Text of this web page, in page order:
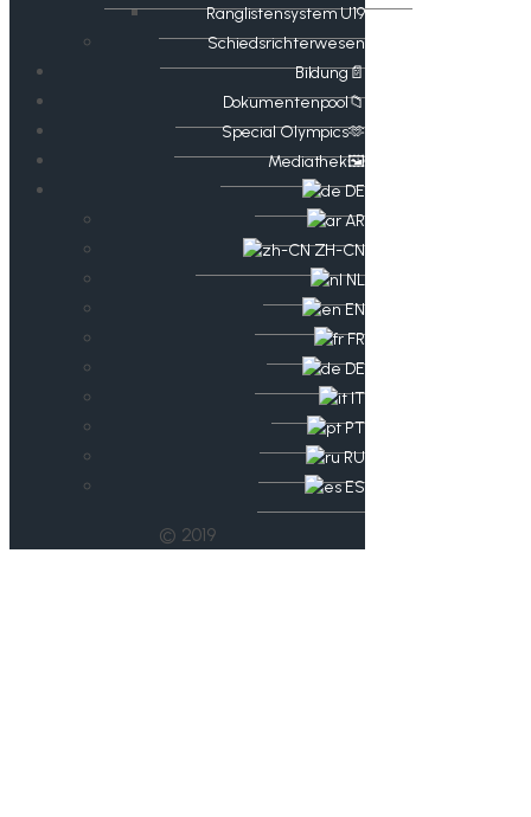
Ranglistensystem U19
Schiedsrichterwesen
Bildung📄
Dokumentenpool📁
​​Special Olympics🫶
Mediathek🖼️​
DE
AR
ZH-CN
NL
EN
FR
DE
IT
PT
RU
ES
© 2019